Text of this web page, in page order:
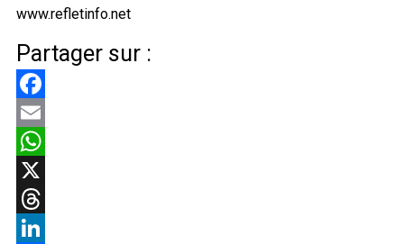
www.refletinfo.net
Partager sur :
Facebook
Email
WhatsApp
X
Threads